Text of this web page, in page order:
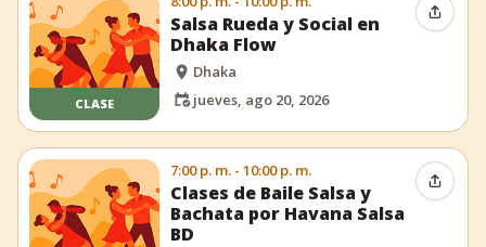
CLASE
Salsa Rueda y Social en
Dhaka Flow
Dhaka
jueves, ago 20, 2026
7:00 p. m. - 10:00 p. m.
Clases de Baile Salsa y
Bachata por Havana Salsa
BD